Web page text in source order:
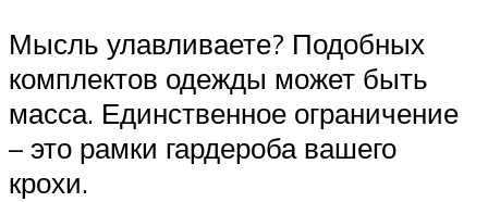
Мысль улавливаете? Подобных
комплектов одежды может быть
масса. Единственное ограничение
– это рамки гардероба вашего
крохи.